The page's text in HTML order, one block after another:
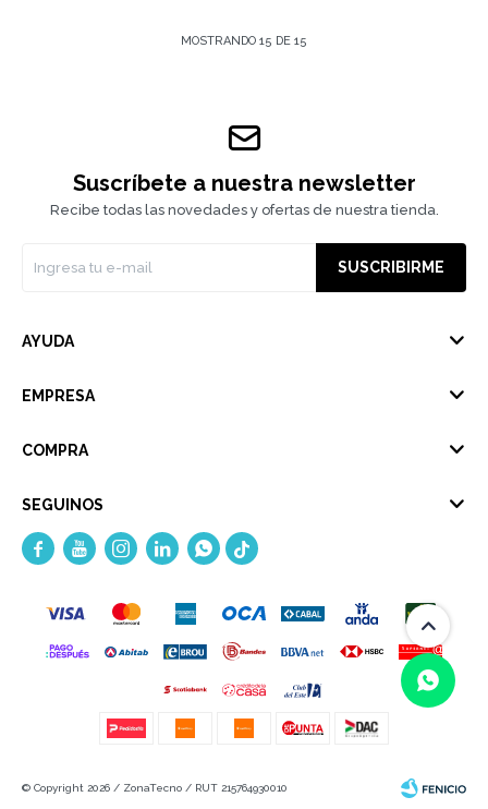
MOSTRANDO 15 DE 15
Suscríbete a nuestra newsletter
Recibe todas las novedades y ofertas de nuestra tienda.
SUSCRIBIRME
AYUDA
EMPRESA
COMPRA
SEGUINOS
    
© Copyright 2026 / ZonaTecno / RUT 215764930010